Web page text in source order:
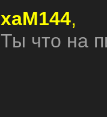
xaM144,
Ты что на